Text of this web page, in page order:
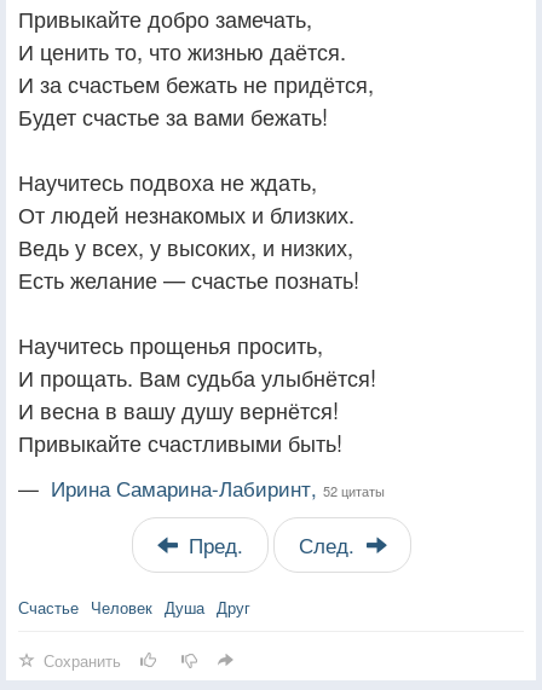
Привыкайте добро замечать,
И ценить то, что жизнью даётся.
И за счастьем бежать не придётся,
Будет счастье за вами бежать!
Научитесь подвоха не ждать,
От людей незнакомых и близких.
Ведь у всех, у высоких, и низких,
Есть желание — счастье познать!
Научитесь прощенья просить,
И прощать. Вам судьба улыбнётся!
И весна в вашу душу вернётся!
Привыкайте счастливыми быть!
— Ирина Самарина-Лабиринт, 52 цитаты
Пред. След.
Счастье Человек Душа Друг
Сохранить